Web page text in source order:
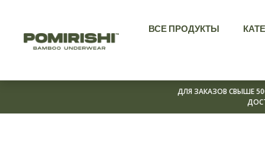
содержимому
ВСЕ ПРОДУКТЫ
ДЛЯ ЗАКАЗОВ СВЫШЕ